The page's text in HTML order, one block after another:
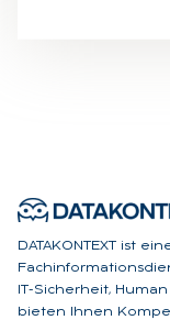
DATAKONTEXT ist
IT-Sicherheit,
bieten Ihnen